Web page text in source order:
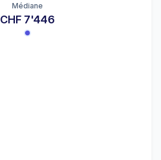
Médiane
CHF 7'446